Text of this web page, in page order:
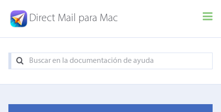
Direct Mail para Mac